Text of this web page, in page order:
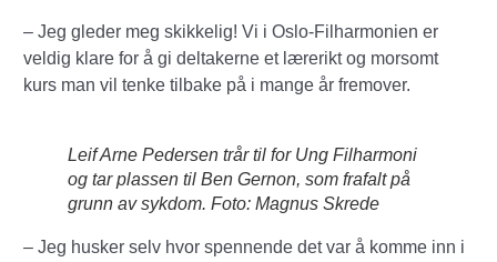
– Jeg gleder meg skikkelig! Vi i Oslo-Filharmonien er
veldig klare for å gi deltakerne et lærerikt og morsomt
kurs man vil tenke tilbake på i mange år fremover.
Leif Arne Pedersen trår til for Ung Filharmoni
og tar plassen til Ben Gernon, som frafalt på
grunn av sykdom. Foto: Magnus Skrede
– Jeg husker selv hvor spennende det var å komme inn i